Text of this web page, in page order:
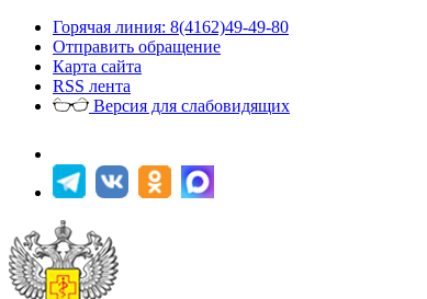
Горячая линия: 8(4162)49-49-80
Отправить обращение
Карта сайта
RSS лента
Версия для слабовидящих